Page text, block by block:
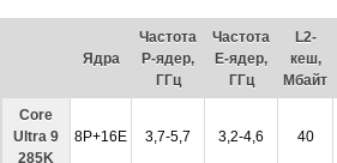
Ядра
Частота
P-ядер,
ГГц
Частота
E-ядер,
ГГц
L2-
кеш,
Мбайт
Core
Ultra 9
285K
8P+16E 3,7-5,7 3,2-4,6 40